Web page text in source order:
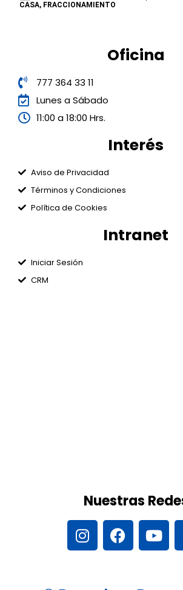
CASA, FRACCIONAMIENTO
Oficina
777 364 33 11
Lunes a Sábado
11:00 a 18:00 Hrs.
Interés
Aviso de Privacidad
Términos y Condiciones
Política de Cookies
Intranet
Iniciar Sesión
CRM
Nuestras